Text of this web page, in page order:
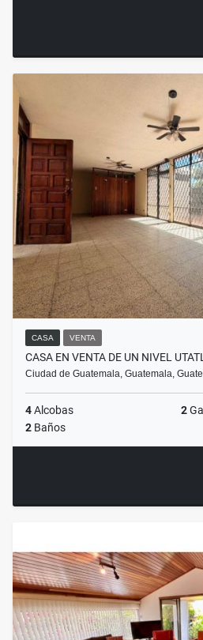
CASA VENTA
CASA EN VENTA DE UN NIVEL
Ciudad de Guatemala, Guatemala,
4Alcobas 2
2 Baños